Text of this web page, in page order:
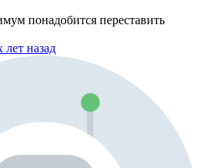
понадобится переставить
лет назад